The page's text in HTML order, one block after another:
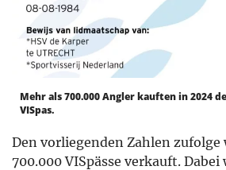
Mehr als 700.000 Angler kauften in 2024
VISpas.
Den vorliegenden Zahlen zufolge
700.000 VISpässe verkauft.